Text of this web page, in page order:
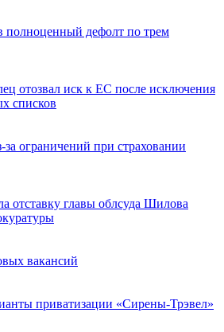
полноценный дефолт по трем
отозвал иск к ЕС после исключения
списков
ограничений при страховании
отставку главы облсуда Шилова
вакансий
приватизации «Сирены-Трэвел»